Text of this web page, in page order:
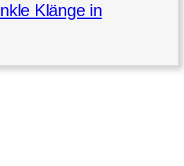
Klänge in